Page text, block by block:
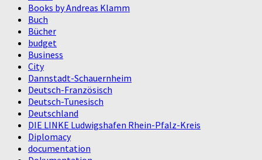
Books by Andreas Klamm
Buch
Bücher
budget
Business
City
Dannstadt-Schauernheim
Deutsch-Französisch
Deutsch-Tunesisch
Deutschland
DIE LINKE Ludwigshafen Rhein-Pfalz-Kreis
Diplomacy
documentation